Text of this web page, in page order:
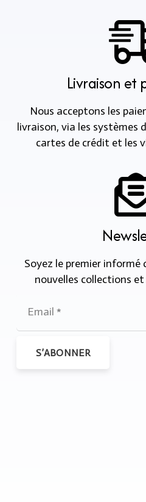
Livraison et
Nous acceptons les
livraison, via les systèmes
cartes de crédit et les
Soyez le premier informé
nouvelles collections
S’ABONNER